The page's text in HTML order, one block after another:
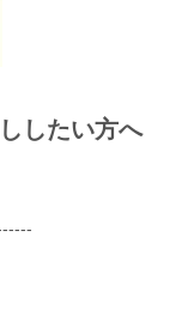
したい方へ